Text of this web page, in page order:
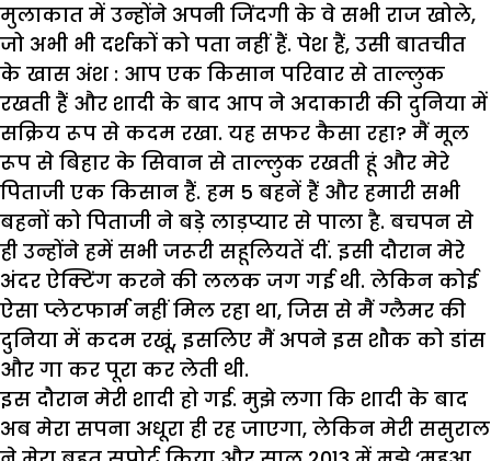
मुलाकात में उन्होंने अपनी जिंदगी के वे सभी राज खोले,
जो अभी भी दर्शकों को पता नहीं हैं. पेश हैं, उसी बातचीत
के खास अंश : आप एक किसान परिवार से ताल्लुक
रखती हैं और शादी के बाद आप ने अदाकारी की दुनिया में
सक्रिय रूप से कदम रखा. यह सफर कैसा रहा? मैं मूल
रूप से बिहार के सिवान से ताल्लुक रखती हूं और मेरे
पिताजी एक किसान हैं. हम 5 बहनें हैं और हमारी सभी
बहनों को पिताजी ने बड़े लाड़प्यार से पाला है. बचपन से
ही उन्होंने हमें सभी जरूरी सहूलियतें दीं. इसी दौरान मेरे
अंदर ऐक्टिंग करने की ललक जग गई थी. लेकिन कोई
ऐसा प्लेटफार्म नहीं मिल रहा था, जिस से मैं ग्लैमर की
दुनिया में कदम रखूं, इसलिए मैं अपने इस शौक को डांस
और गा कर पूरा कर लेती थी.
इस दौरान मेरी शादी हो गई. मुझे लगा कि शादी के बाद
अब मेरा सपना अधूरा ही रह जाएगा, लेकिन मेरी ससुराल